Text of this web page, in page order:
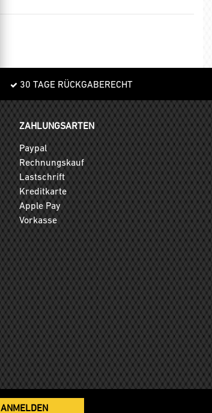
30 TAGE RÜCKGABERECHT
ZAHLUNGSARTEN
Paypal
Rechnungskauf
Lastschrift
Kreditkarte
Apple Pay
Vorkasse
ANMELDEN